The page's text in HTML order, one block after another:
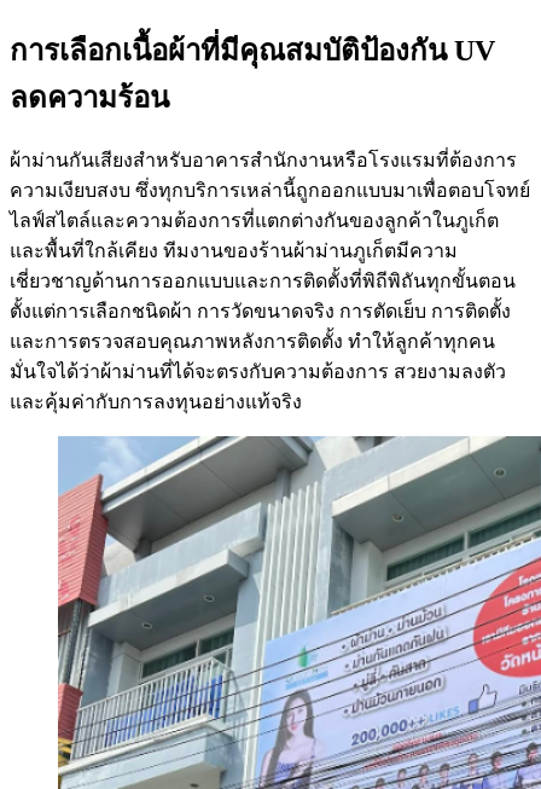
การเลือกเนื้อผ้าที่มีคุณสมบัติป้องกัน UV
ลดความร้อน
ผ้าม่านกันเสียงสำหรับอาคารสำนักงานหรือโรงแรมที่ต้องการ
ความเงียบสงบ ซึ่งทุกบริการเหล่านี้ถูกออกแบบมาเพื่อตอบโจทย์
ไลฟ์สไตล์และความต้องการที่แตกต่างกันของลูกค้าในภูเก็ต
และพื้นที่ใกล้เคียง ทีมงานของร้านผ้าม่านภูเก็ตมีความ
เชี่ยวชาญด้านการออกแบบและการติดตั้งที่พิถีพิถันทุกขั้นตอน
ตั้งแต่การเลือกชนิดผ้า การวัดขนาดจริง การตัดเย็บ การติดตั้ง
และการตรวจสอบคุณภาพหลังการติดตั้ง ทำให้ลูกค้าทุกคน
มั่นใจได้ว่าผ้าม่านที่ได้จะตรงกับความต้องการ สวยงามลงตัว
และคุ้มค่ากับการลงทุนอย่างแท้จริง